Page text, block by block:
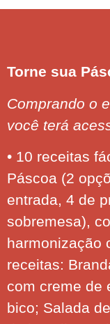
Torne sua
Comprando o
você terá
• 10 receitas
Páscoa (2
entrada, 4 de
sobremesa),
harmonização
receitas:
com creme de
bico; Salada